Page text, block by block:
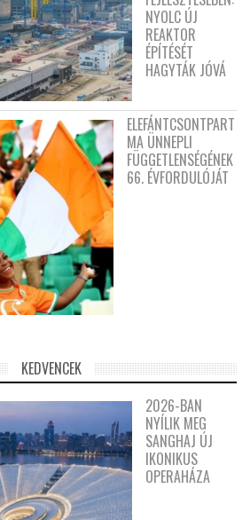
NYOLC ÚJ
REAKTOR
ÉPÍTÉSÉT
HAGYTÁK JÓVÁ
ELEFÁNTCSONTPART
MA ÜNNEPLI
FÜGGETLENSÉGÉNEK
66. ÉVFORDULÓJÁT
KEDVENCEK
2026-BAN
NYÍLIK MEG
SANGHAJ ÚJ
IKONIKUS
OPERAHÁZA